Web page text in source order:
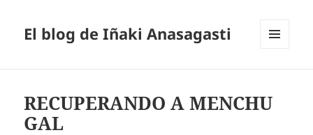
El blog de Iñaki Anasagasti
RECUPERANDO A MENCHU
GAL